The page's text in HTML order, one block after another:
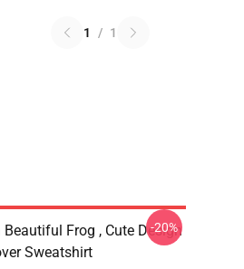
1 / 1
Beautiful Frog , Cute Design
Sweatshirt
-20%